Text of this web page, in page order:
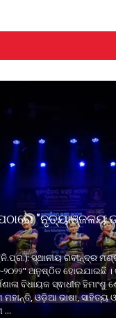
"ନୃତ୍ୟାଞ୍ଜଳୟ
ସ୍ଥାନୀୟ ରବୀନ୍ଦ୍ର
ଅନୁଷ୍ଠିତ ହୋଇଯାଇଛି ।
ବିଧାୟକ ସ୍ଵାଧୀନ ହିମାଂଶୁ
ଓଡ଼ିଆ ଭାଷା, ସାହିତ୍ୟ
...